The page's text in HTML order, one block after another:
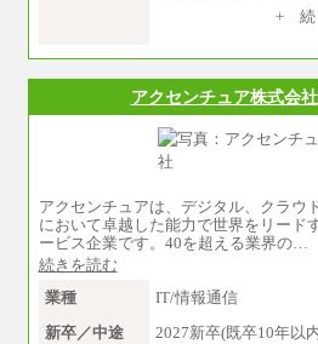
入社時の処遇は経験
程により決定します。
具体的な金額は採用選
時にお伝えします。
+ 続
アクセンチュア株式会社
アクセンチュアは、デジタル、クラウ
において卓越した能力で世界をリード
ービス企業です。40を超える業界の…
続きを読む
業種
IT/情報通信
新卒／中途
2027新卒(既卒10年以